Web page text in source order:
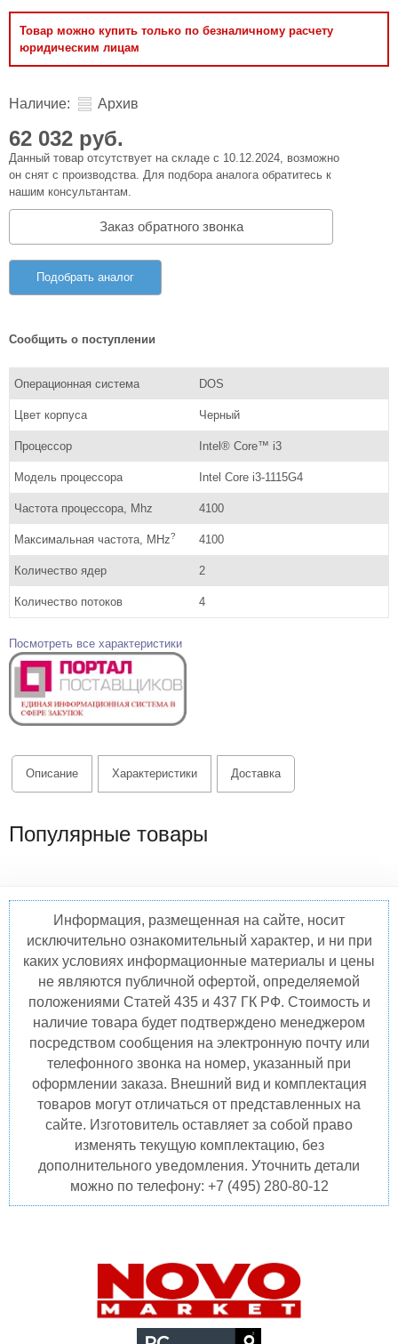
Товар можно купить только по безналичному расчету
юридическим лицам
Наличие: Архив
62 032 руб.
Данный товар отсутствует на складе с 10.12.2024, возможно
он снят с производства. Для подбора аналога обратитесь к
нашим консультантам.
Заказ обратного звонка
Подобрать аналог
Сообщить о поступлении
Операционная система DOS
Цвет корпуса Черный
Процессор Intel® Core™ i3
Модель процессора Intel Core i3-1115G4
Частота процессора, Mhz 4100
Максимальная частота, MHz? 4100
Количество ядер 2
Количество потоков 4
Посмотреть все характеристики
Описание Характеристики Доставка
Популярные товары
Информация, размещенная на сайте, носит
исключительно ознакомительный характер, и ни при
каких условиях информационные материалы и цены
не являются публичной офертой, определяемой
положениями Статей 435 и 437 ГК РФ. Стоимость и
наличие товара будет подтверждено менеджером
посредством сообщения на электронную почту или
телефонного звонка на номер, указанный при
оформлении заказа. Внешний вид и комплектация
товаров могут отличаться от представленных на
сайте. Изготовитель оставляет за собой право
изменять текущую комплектацию, без
дополнительного уведомления. Уточнить детали
можно по телефону: +7 (495) 280-80-12